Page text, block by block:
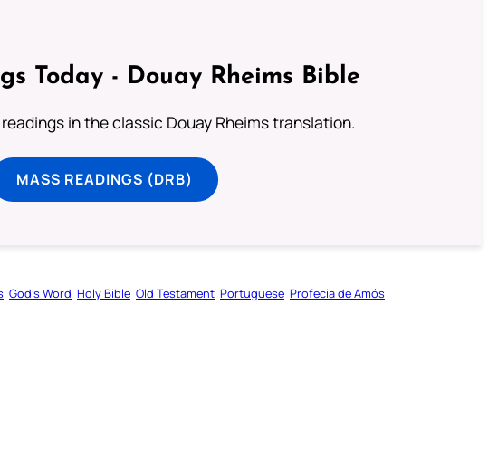
Today - Douay Rheims Bible
in the classic Douay Rheims translation.
MASS READINGS (DRB)
God’s Word Holy Bible Old Testament Portuguese Profecia de Amós